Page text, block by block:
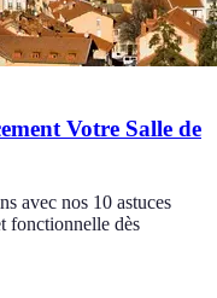
Votre Salle de
avec nos 10 astuces
fonctionnelle dès